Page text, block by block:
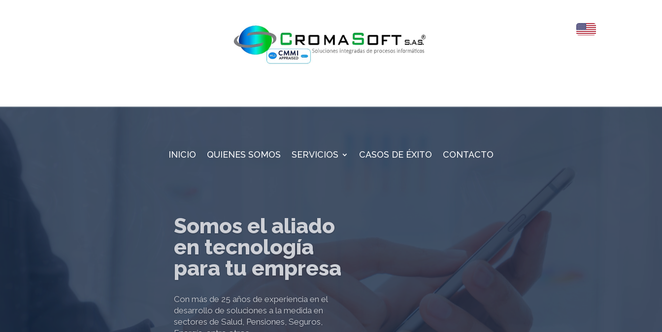
INICIO QUIENES SOMOS SERVICIOS CASOS DE ÉXITO CONTACTO
propósito es
crear soluciones
especializadas
En el negocio de nuestros clientes que
impacten positivamente la sostenibilidad,
productividad y rentabilidad de las